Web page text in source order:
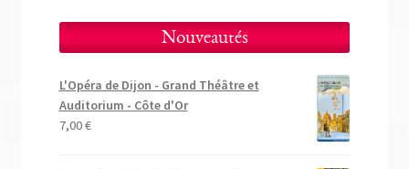
Nouveautés
L'Opéra de Dijon - Grand Théâtre et
Auditorium - Côte d'Or
7,00€